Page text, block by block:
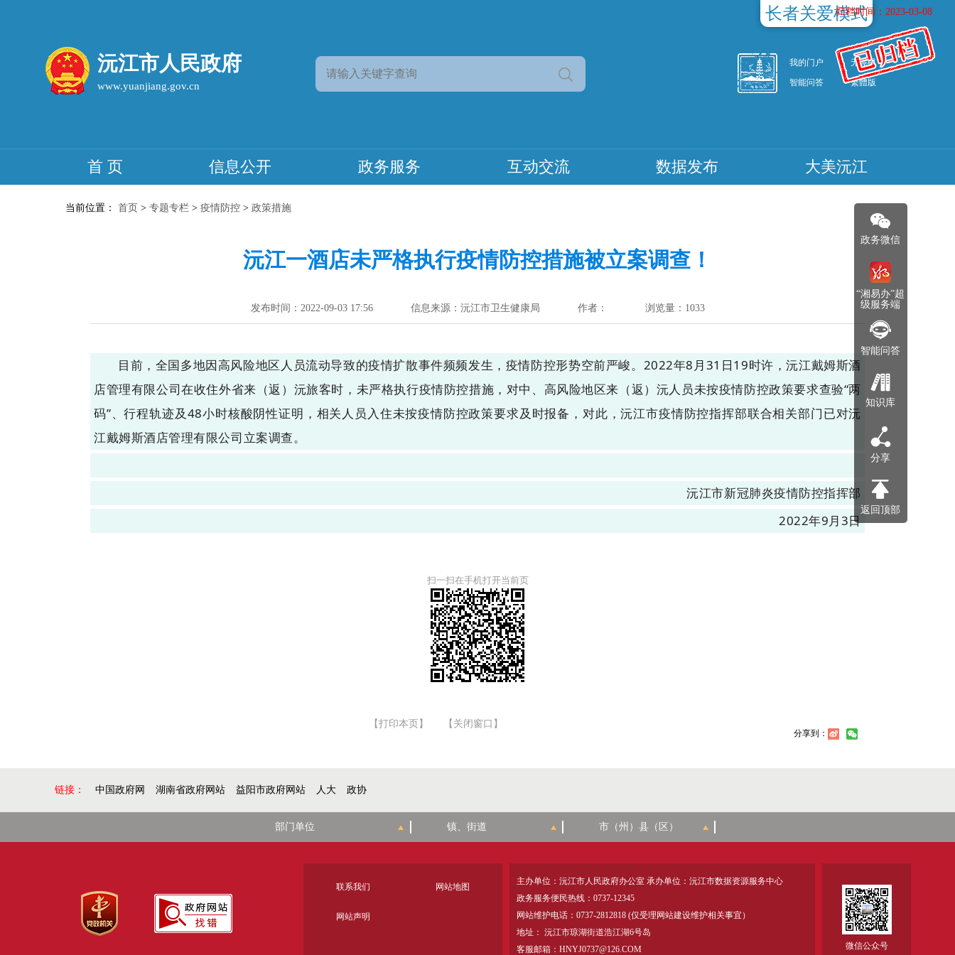
归档时间：2023-03-08
沅江市人民政府 我的门户
无障碍
智能问答
繁體版
首 页 信息公开 政务服务 互动交流 数据发布 大美沅江
当前位置： 首页 > 专题专栏 > 疫情防控 > 政策措施
沅江一酒店未严格执行疫情防控措施被立案调查！
发布时间：2022-09-03 17:56 信息来源：沅江市卫生健康局 作者： 浏览量： 1033
目前，全国多地因高风险地区人员流动导致的疫情扩散事件频频发生，疫情防控形势空前严峻。2022年8月31日19时许，沅江戴姆斯酒
店管理有限公司在收住外省来（返）沅旅客时，未严格执行疫情防控措施，对中、高风险地区来（返）沅人员未按疫情防控政策要求查验“两
码”、行程轨迹及48小时核酸阴性证明，相关人员入住未按疫情防控政策要求及时报备，对此，沅江市疫情防控指挥部联合相关部门已对沅
江戴姆斯酒店管理有限公司立案调查。
沅江市新冠肺炎疫情防控指挥部
2022年9月3日
扫一扫在手机打开当前页
【打印本页】 【关闭窗口】
分享到：
链接： 中国政府网 湖南省政府网站 益阳市政府网站 人大 政协
微信公众号
主办单位：沅江市人民政府办公室 承办单位：沅江市数据资源服务中心
政务服务便民热线：0737-12345
网站维护电话：0737-2812818 (仅受理网站建设维护相关事宜）
地址： 沅江市琼湖街道浩江湖6号岛
客服邮箱：HNYJ0737@126.COM
联系我们 网站地图
网站声明
长者关爱模式
政务微信
“湘易办”超
级服务端
智能问答
知识库
分享
返回顶部